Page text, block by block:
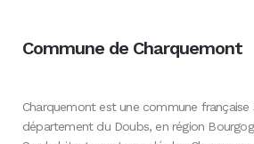
Commune de Charquemont
Charquemont est une commune française
département du Doubs, en région